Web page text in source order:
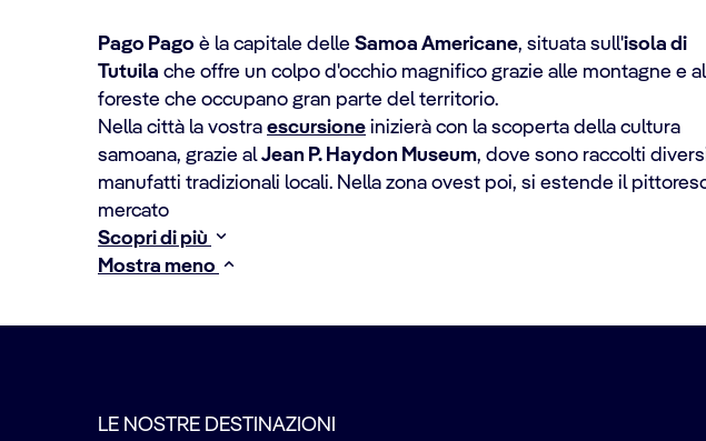
Pago Pago è la capitale delle Samoa Americane, situata sull'isola di
Tutuila che offre un colpo d'occhio magnifico grazie alle montagne e
foreste che occupano gran parte del territorio.
Nella città la vostra escursione inizierà con la scoperta della cultura
samoana, grazie alJean P. Haydon Museum, dove sono raccolti
manufatti tradizionali locali. Nella zona ovest poi, si estende il
mercato
Scopri di più
Mostra meno
LE NOSTRE DESTINAZIONI